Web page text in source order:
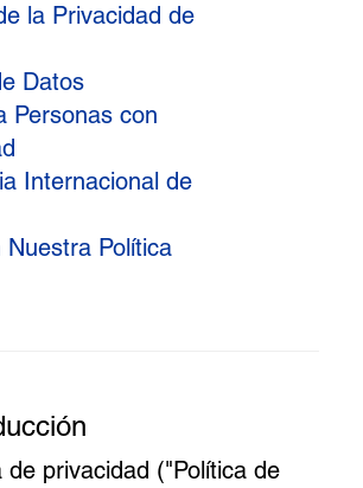
la Privacidad de
Datos
Personas con
Internacional de
Política
de privacidad ("Política de